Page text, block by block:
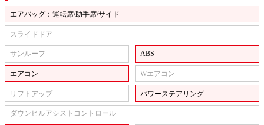
エアバッグ：運転席/助手席/サイド
スライドドア
サンルーフ ABS
エアコン Wエアコン
リフトアップ パワーステアリング
ダウンヒルアシストコントロール